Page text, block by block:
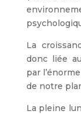
La
donc liée
par
de notre
La pleine